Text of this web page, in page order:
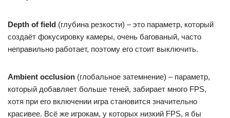
Depth of field (глубина резкости) – это параметр, который
создаёт фокусировку камеры, очень багованый, часто
неправильно работает, поэтому его стоит выключить.
Ambient occlusion (глобальное затемнение) – параметр,
который добавляет больше теней, забирает много FPS,
хотя при его включении игра становится значительно
красивее. Всё же игрокам, у которых низкий FPS, я бы